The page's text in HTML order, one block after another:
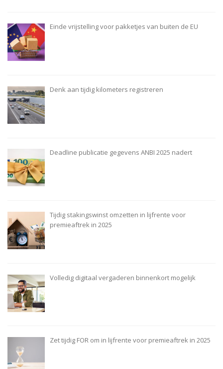
Einde vrijstelling voor pakketjes van buiten de EU
Denk aan tijdig kilometers registreren
Deadline publicatie gegevens ANBI 2025 nadert
Tijdig stakingswinst omzetten in lijfrente voor
premieaftrek in 2025
Volledig digitaal vergaderen binnenkort mogelijk
Zet tijdig FOR om in lijfrente voor premieaftrek in 2025